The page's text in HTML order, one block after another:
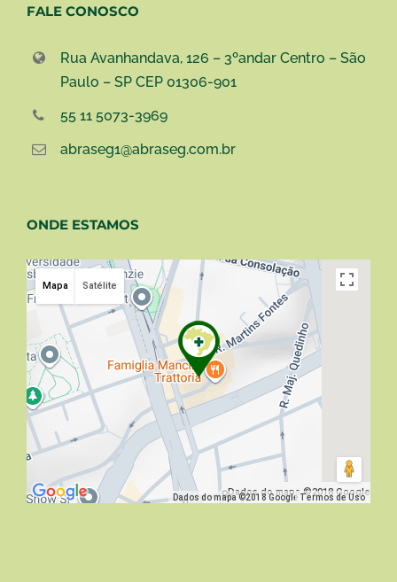
FALE CONOSCO
Rua Avanhandava, 126 – 3ºandar Centro – São
Paulo – SP CEP 01306-901
55 11 5073-3969
abraseg1@abraseg.com.br
ONDE ESTAMOS
Dados do mapa ©2018 Google
Dados do mapa ©2018 Google
Termos de Uso
Mapa Satélite